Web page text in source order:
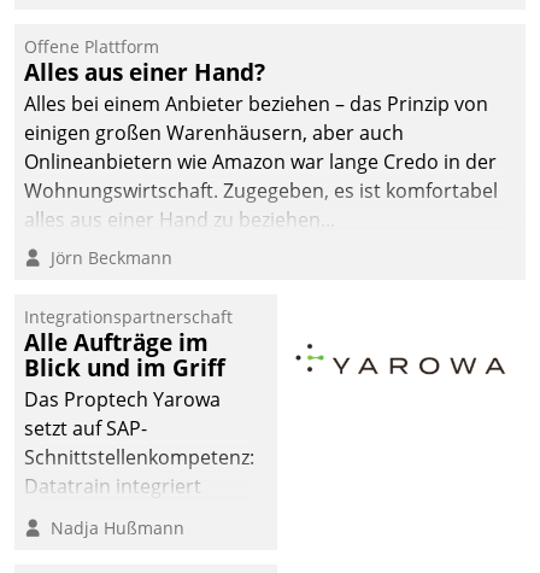
Offene Plattform
Alles aus einer Hand?
Alles bei einem Anbieter beziehen – das Prinzip von
einigen großen Warenhäusern, aber auch
Onlineanbietern wie Amazon war lange Credo in der
Wohnungswirtschaft. Zugegeben, es ist komfortabel
alles aus einer Hand zu beziehen...
Jörn Beckmann
Integrationspartnerschaft
Alle Aufträge im
Blick und im Griff
Das Proptech Yarowa
setzt auf SAP-
Schnittstellenkompetenz:
Datatrain integriert
Yarowas Portal zur
Vergabe und Verwaltung
Nadja Hußmann